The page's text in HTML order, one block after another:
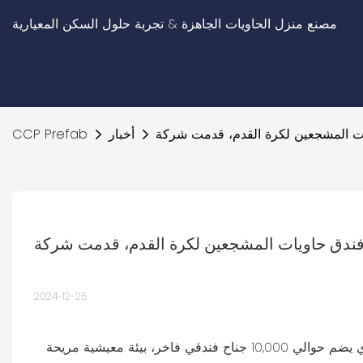
مصنع منزل الحاويات الجاهزة & تجربة حلول السكن المعيارية
CCP Prefab أخبار
2024-12-25
يوفر مشروع فندق حاويات كأس العالم قطر 2022 لمشجعي الفيفا، والذي يضم حوالي 10,000 جناح فندقي فاخر، بيئة معيشية مريحة